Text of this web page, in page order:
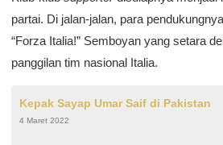
partai. Di jalan-jalan, para
“Forza Italia!” Semboyan yang setara
panggilan tim nasional Italia.
Kepak Sayap Umar Saif di Pakistan
4 Maret 2022